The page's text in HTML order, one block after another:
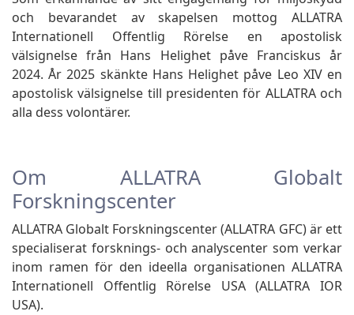
och bevarandet av skapelsen mottog ALLATRA
Internationell Offentlig Rörelse en apostolisk
välsignelse från Hans Helighet påve Franciskus år
2024. År 2025 skänkte Hans Helighet påve Leo XIV en
apostolisk välsignelse till presidenten för ALLATRA och
alla dess volontärer.
Om ALLATRA Globalt
Forskningscenter
ALLATRA Globalt Forskningscenter (ALLATRA GFC) är ett
specialiserat forsknings- och analyscenter som verkar
inom ramen för den ideella organisationen ALLATRA
Internationell Offentlig Rörelse USA (ALLATRA IOR
USA).